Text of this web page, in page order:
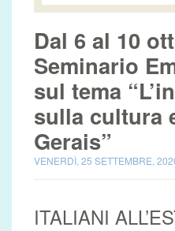
Dal 6 al 10
Seminario
sul tema
sulla cultura
Gerais”
VENERDÌ, 25 SETTEMBRE,
ITALIANI